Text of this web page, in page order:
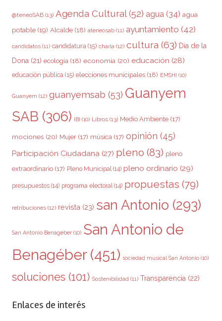
@teneoSAB (13) Agenda Cultural(52) agua (34) agua
potable (19) Alcalde (18) ateneosab (11) ayuntamiento (42)
candidatos (11) candidatura (15) charla (12) cultura (63) Día de la
Dona (21) ecología (18) economía (20) educación (28)
educación pública (15) elecciones municipales (18) EMSHI (10)
Guanyem (12) guanyemsab (53) Guanyem
SAB (306) IBI (10) Libros (13) Medio Ambiente (17)
mociones (20) Mujer (17) música (17) opinión (45)
Participación Ciudadana (27) pleno (83) pleno
extraordinario (17) Pleno Municipal (14) pleno ordinario (29)
presupuestos (14) programa electoral (14) propuestas (79)
retribuciones (12) revista (23) san Antonio (293)
San Antonio Benagéber (10) San Antonio de
Benagéber(451) sociedad musical San Antonio (10)
soluciones (101) Sostenibilidad (11) Transparencia (22)
Enlaces de interés